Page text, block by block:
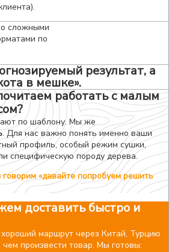
сложными
по
результат, а
в мешке».
работать с малым
по шаблону. Мы же
. Для нас важно понять именно ваши
профиль, особый режим сушки,
специфическую породу дерева.
«давайте попробуем решить
доставить быстро и
маршрут через Китай, Турцию
произвести товар. Мы готовы: